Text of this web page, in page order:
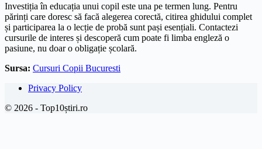
Investiția în educația unui copil este una pe termen lung. Pentru
părinți care doresc să facă alegerea corectă, citirea ghidului complet
și participarea la o lecție de probă sunt pași esențiali. Contactezi
cursurile de interes și descoperă cum poate fi limba engleză o
pasiune, nu doar o obligație școlară.
Sursa: Cursuri Copii Bucuresti
Privacy Policy
© 2026 - Top10știri.ro